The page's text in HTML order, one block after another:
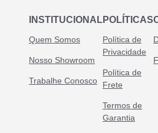
INSTITUCIONAL
Quem Somos
Nosso Showroom
Trabalhe Conosco
POLÍTICAS
Política de
Privacidade
Política de
Frete
Termos de
Garantia